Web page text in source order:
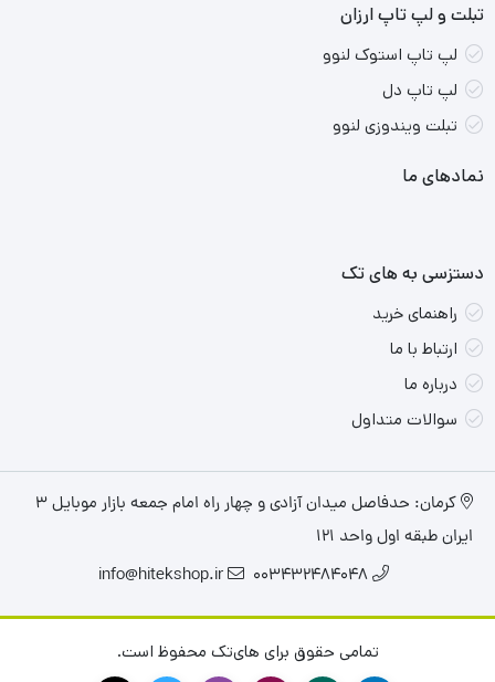
تبلت و لپ تاپ ارزان
لپ تاپ استوک لنوو
لپ تاپ دل
تبلت ویندوزی لنوو
نمادهای ما
دستزسی به های تک
راهنمای خرید
ارتباط با ما
درباره ما
سوالات متداول
کرمان: حدفاصل میدان آزادی و چهار راه امام جمعه بازار موبایل ۳
ایران طبقه اول واحد ۱۲۱
003432484048
info@hitekshop.ir
تمامی حقوق برای های‌تک محفوظ است.